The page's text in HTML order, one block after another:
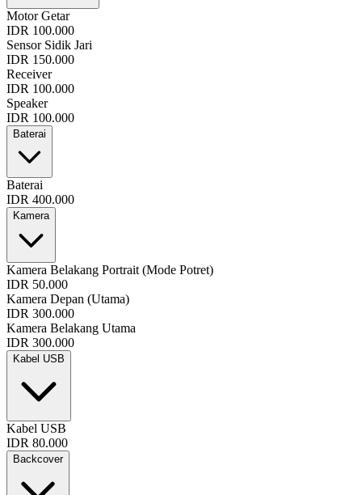
Motor Getar
IDR 100.000
Sensor Sidik Jari
IDR 150.000
Receiver
IDR 100.000
Speaker
IDR 100.000
Baterai
Baterai
IDR 400.000
Kamera
Kamera Belakang Portrait (Mode Potret)
IDR 50.000
Kamera Depan (Utama)
IDR 300.000
Kamera Belakang Utama
IDR 300.000
Kabel USB
Kabel USB
IDR 80.000
Backcover